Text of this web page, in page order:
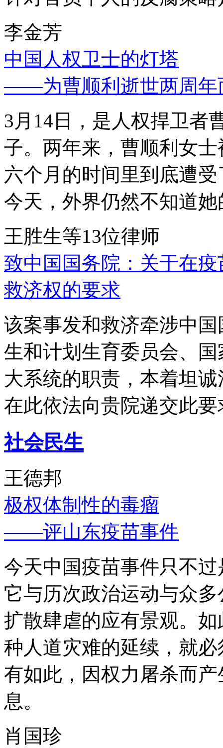
李金芳
中国人权卫士的灯塔
——为曹顺利逝世两周年
3月14日，是人权捍卫者
子。两年来，曹顺利女
六个月的时间里到底遭
今天，外界仍然不知道
王胜生等13位律师
致中国国务院：关于在
救济权的要求
该案事发和救济牵涉中
生和计划生育委员会、
大系统的职责，本着坦
在此依法向贵院递交此要
社会民生
王德邦
极权体制性的毒瘤
——评山东疫苗事件
今天中国疫苗事件只不
它与历次政治运动与众
扩散肆虐的应有景观。
种人道灾难的延续，就
有如此，因权力屠杀而
息。
肖国珍